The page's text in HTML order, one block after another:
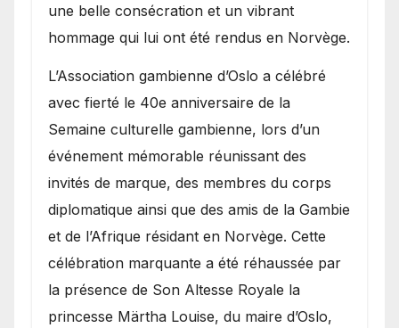
une belle consécration et un vibrant
hommage qui lui ont été rendus en Norvège.
​L’Association gambienne d’Oslo a célébré
avec fierté le 40e anniversaire de la
Semaine culturelle gambienne, lors d’un
événement mémorable réunissant des
invités de marque, des membres du corps
diplomatique ainsi que des amis de la Gambie
et de l’Afrique résidant en Norvège. Cette
célébration marquante a été réhaussée par
la présence de Son Altesse Royale la
princesse Märtha Louise, du maire d’Oslo,